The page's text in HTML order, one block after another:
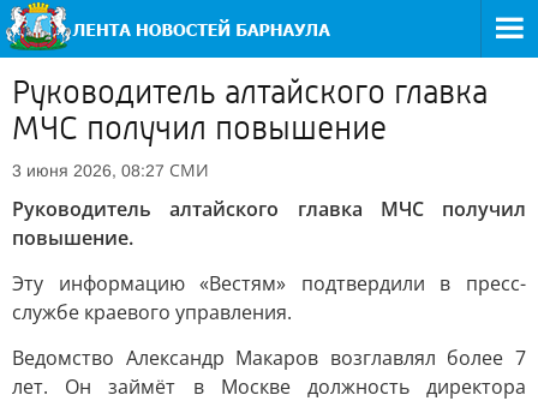
Руководитель алтайского главка
МЧС получил повышение
3 июня 2026, 08:27 СМИ
Руководитель алтайского главка МЧС получил
повышение.
Эту информацию «Вестям» подтвердили в пресс-
службе краевого управления.
Ведомство Александр Макаров возглавлял более 7
лет. Он займёт в Москве должность директора